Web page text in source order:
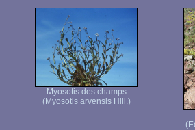
Myosotis des champs
(Myosotis arvensis Hill.)